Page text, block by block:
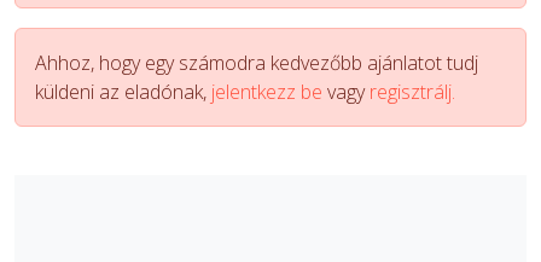
Ahhoz, hogy egy számodra kedvezőbb ajánlatot tudj
küldeni az eladónak, jelentkezz be vagyregisztrálj.